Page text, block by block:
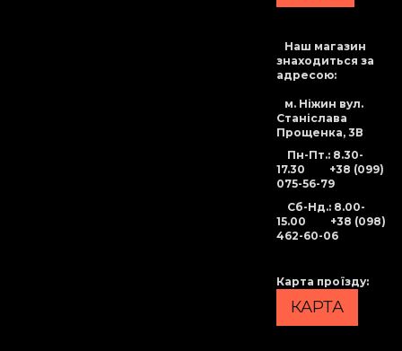
Наш магазин
знаходиться за
адресою:
м. Ніжин вул.
Станіслава
Прощенка, 3В
Пн-Пт.: 8.30-
17.30 +38 (099)
075-56-79
Сб-Нд.: 8.00-
15.00 +38 (098)
462-60-06
Карта проїзду:
КАРТА